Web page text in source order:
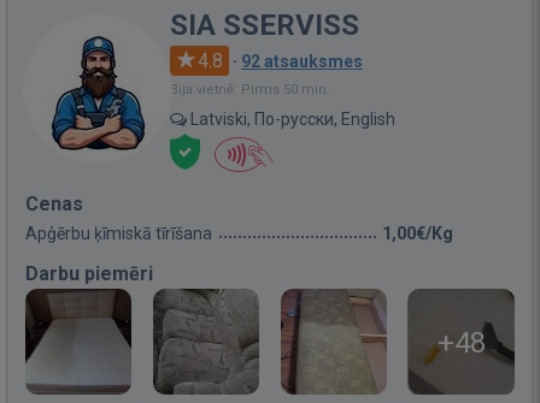
SIA SSERVISS
4.8 · 92 atsauksmes
Bija vietnē: Pirms 50 min.
Latviski, По-русски, English
Cenas
Apģērbu ķīmiskā tīrīšana 1,00€/Kg
Darbu piemēri
+48